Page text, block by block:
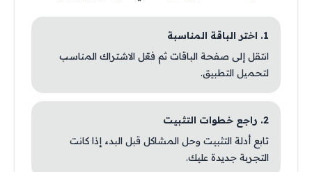
1. اختر الباقة المناسبة
انتقل إلى صفحة الباقات ثم فعّل الاشتراك المناسب
لتحميل التطبيق.
2. راجع خطوات التثبيت
تابع أدلة التثبيت وحل المشاكل قبل البدء إذا كانت
التجربة جديدة عليك.